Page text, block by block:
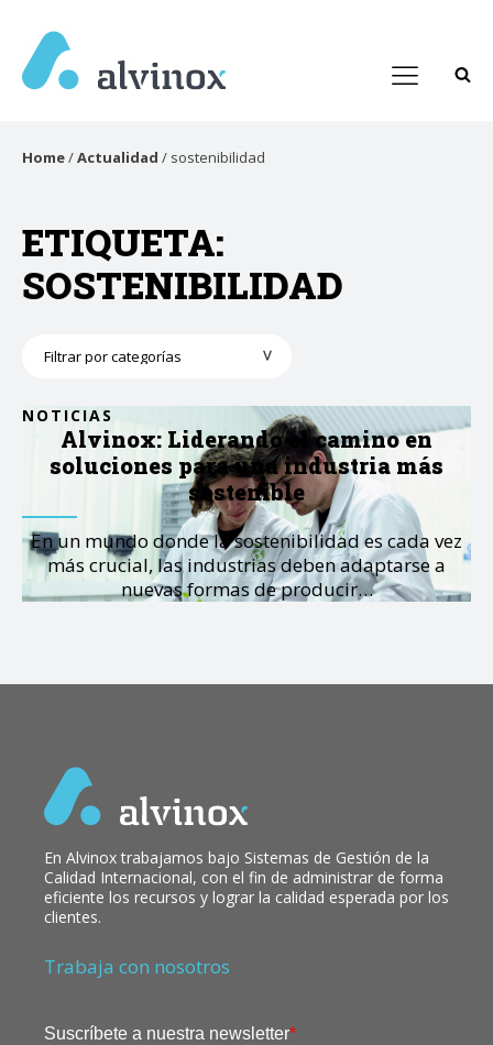
Home/Actualidad / sostenibilidad
ETIQUETA:
SOSTENIBILIDAD
Categorías
NOTICIAS
Alvinox: Liderando el camino en
soluciones para una industria más
sostenible
En un mundo donde la sostenibilidad es cada vez
más crucial, las industrias deben adaptarse a
nuevas formas de producir…
En Alvinox trabajamos bajo Sistemas de Gestión de la
Calidad Internacional, con el fin de administrar de forma
eficiente los recursos y lograr la calidad esperada por los
clientes.
Trabaja con nosotros